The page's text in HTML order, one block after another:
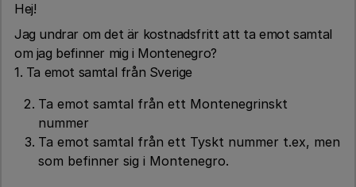
Hej!
Jag undrar om det är kostnadsfritt att ta emot samtal
om jag befinner mig i Montenegro?
1. Ta emot samtal från Sverige
Ta emot samtal från ett Montenegrinskt
nummer
Ta emot samtal från ett Tyskt nummer t.ex, men
som befinner sig i Montenegro.